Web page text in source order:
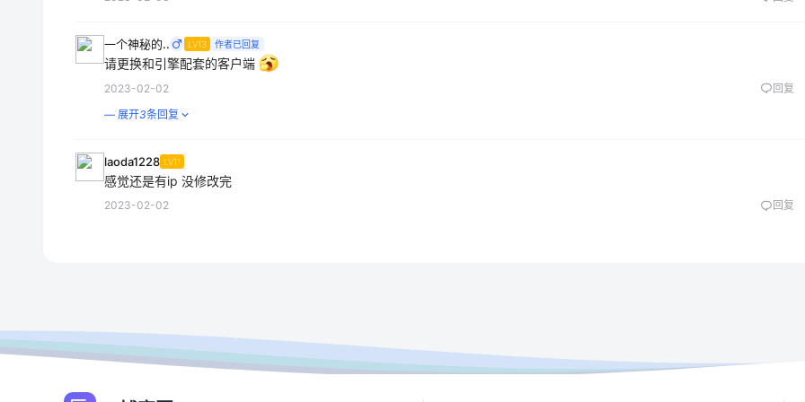
一个神秘的.. LV13 作者已回复
请更换和引擎配套的客户端
2023-02-02
回复
— 展开3条回复
laoda1228 LV11
感觉还是有ip 没修改完
2023-02-02 回复